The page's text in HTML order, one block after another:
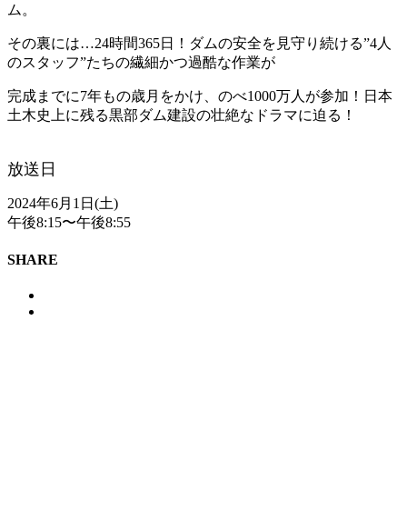
ム。
その裏には…24時間365日！ダムの安全を見守り続ける”4人
のスタッフ”たちの繊細かつ過酷な作業が
完成までに7年もの歳月をかけ、のべ1000万人が参加！日本
土木史上に残る黒部ダム建設の壮絶なドラマに迫る！
放送日
2024年6月1日(土)
午後8:15〜午後8:55
SHARE